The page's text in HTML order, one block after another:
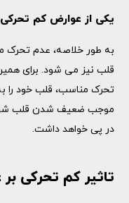
یکی از عوارض کم
به طور خلاصه، عدم
قلب نیز می شود. برای
تحرک مناسب، قلب خود را
موجب ضعیف شدن قلب
در پی خواهد داشت.
تاثیر کم تحرکی